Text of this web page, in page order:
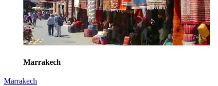
Marrakech
Marrakech